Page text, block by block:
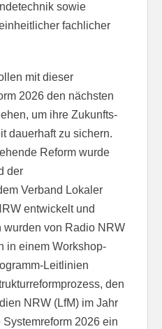
sowie
fachlicher
mit dieser
2026 den nächsten
um ihre Zukunfts-
dauerhaft zu sichern.
Reform wurde
der
Verband Lokaler
entwickelt und
von Radio NRW
in einem Workshop-
Leitlinien
den
NRW (LfM) im Jahr
2026 ein